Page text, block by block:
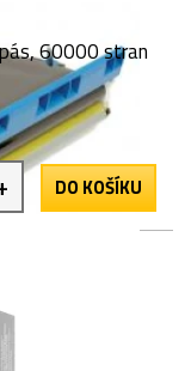
60000 stran
DO KOŠÍKU